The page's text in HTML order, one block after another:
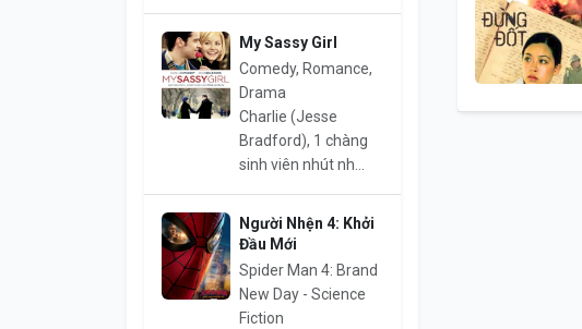
My Sassy Girl
Comedy, Romance,
Drama
Charlie (Jesse
Bradford), 1 chàng
sinh viên nhút nh...
Người Nhện 4: Khởi
Đầu Mới
Spider Man 4: Brand
New Day - Science
Fiction